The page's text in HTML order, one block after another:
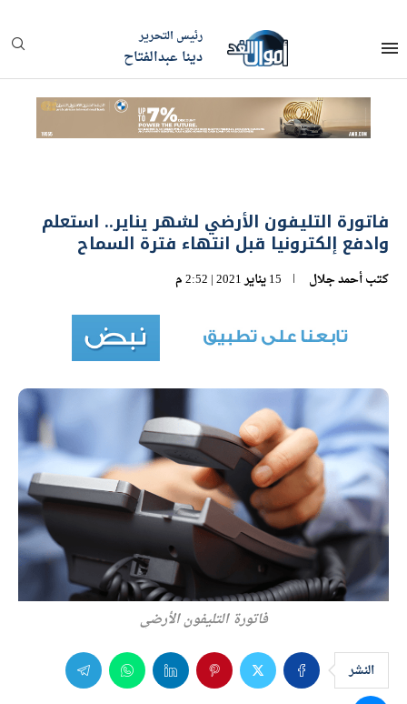
رئيس التحرير
دينا عبدالفتاح
فاتورة التليفون الأرضي لشهر يناير.. استعلم
وادفع إلكترونيا قبل انتهاء فترة السماح
كتبأحمد جلال 15 يناير 2021 | 2:52 م
فاتورة التليفون الأرضي
النشر